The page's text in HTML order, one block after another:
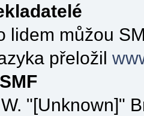
lidem můžou
přeložil
"[Unknown]"